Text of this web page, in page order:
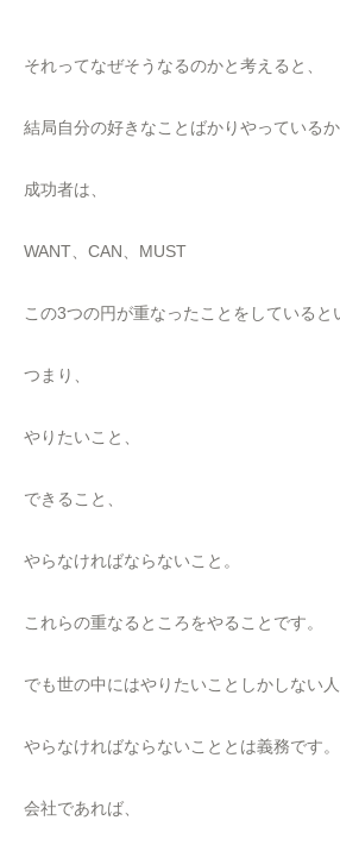
それってなぜそうなるのかと考えると、
結局自分の好きなことばかりやっているか
成功者は、
WANT、CAN、MUST
この3つの円が重なったことをしていると
つまり、
やりたいこと、
できること、
やらなければならないこと。
これらの重なるところをやることです。
でも世の中にはやりたいことしかしない人
やらなければならないこととは義務です。
会社であれば、